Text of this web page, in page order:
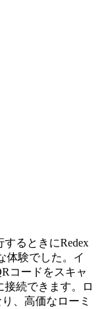
るときにRedex
体験でした。イ
コードをスキャ
続できます。ロ
、高価なローミ